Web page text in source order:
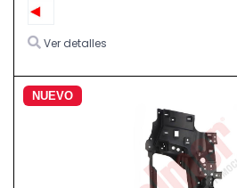
Ver detalles
NUEVO